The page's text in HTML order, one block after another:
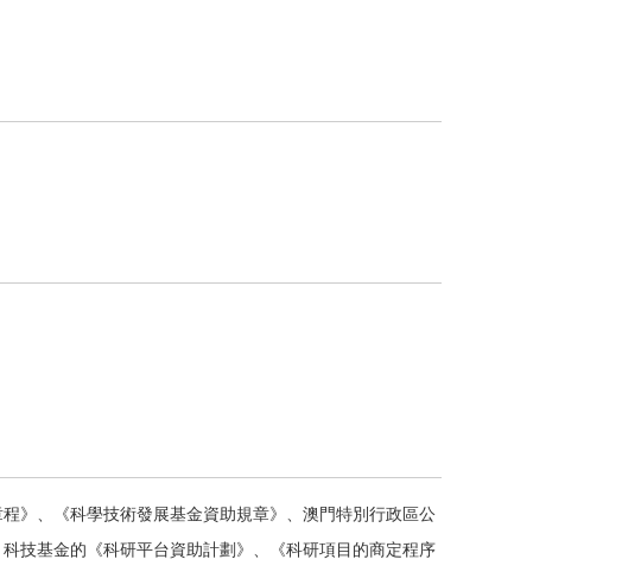
》、《科學技術發展基金資助規章》、澳門特別行政區公
技基金的《科研平台資助計劃》、《科研項目的商定程序